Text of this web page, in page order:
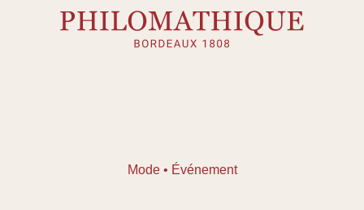
Mode • Événement